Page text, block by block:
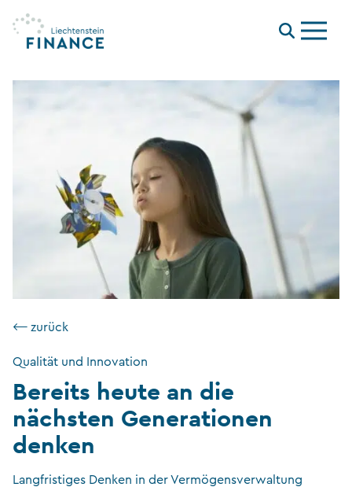
Menu
⟵ zurück
Qualität und Innovation
Bereits heute an die
nächsten Generationen
denken
Langfristiges Denken in der Vermögensverwaltung